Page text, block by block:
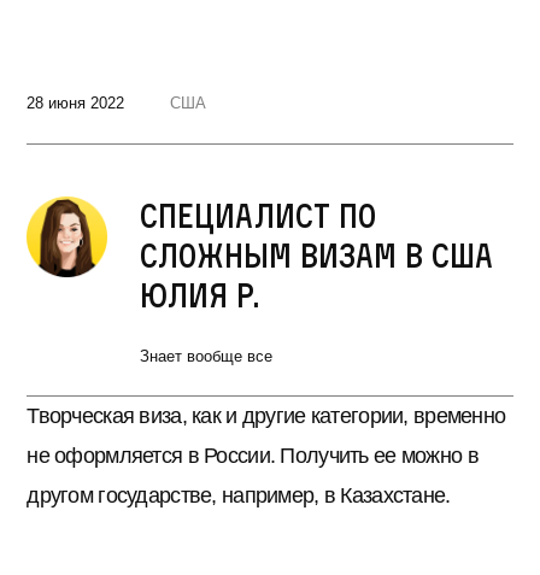
28 июня 2022 США
Специалист по
сложным визам в США
Юлия Р.
Знает вообще все
Творческая виза, как и другие категории, временно
не оформляется в России. Получить ее можно в
другом государстве, например, в Казахстане.